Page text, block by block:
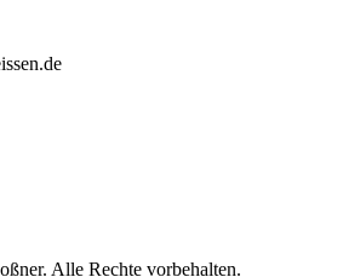
Alle Rechte vorbehalten.